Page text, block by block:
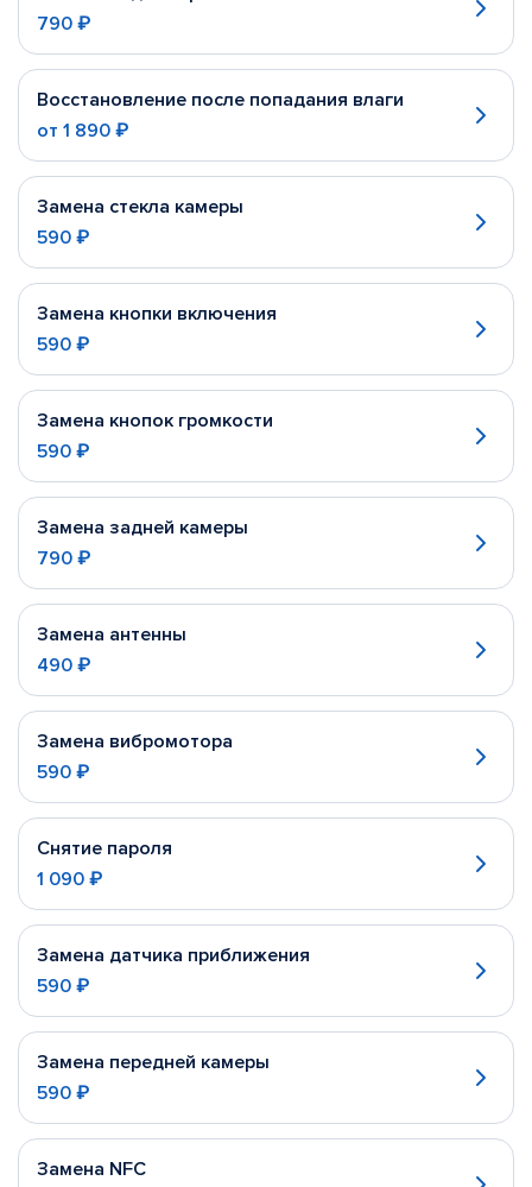
790 ₽
Восстановление после попадания влаги
от 1 890 ₽
Замена стекла камеры
590 ₽
Замена кнопки включения
590 ₽
Замена кнопок громкости
590 ₽
Замена задней камеры
790 ₽
Замена антенны
490 ₽
Замена вибромотора
590 ₽
Снятие пароля
1 090 ₽
Замена датчика приближения
590 ₽
Замена передней камеры
590 ₽
Замена NFC